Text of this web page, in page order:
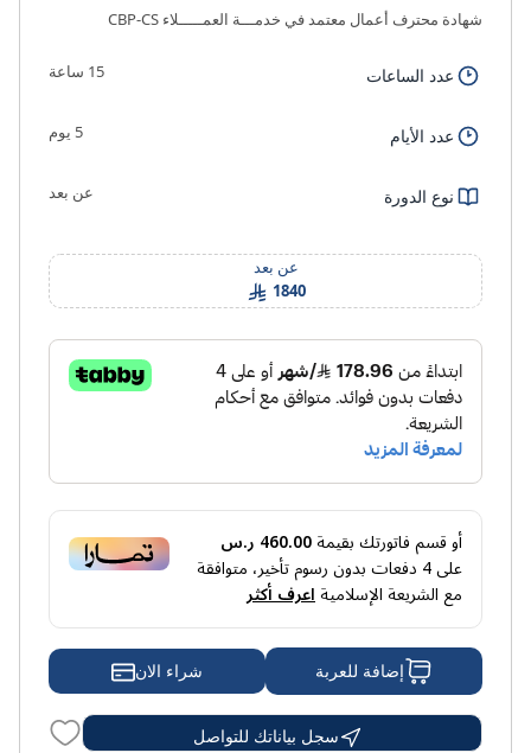
شهادة محترف أعمال معتمد في خدمـــة العمـــــلاء CBP-CS
عدد الساعات 15 ساعة
عدد الأيام 5 يوم
نوع الدورة عن بعد
عن بعد
1840
أو قسم فاتورتك بقيمة460.00 ر.س
على4 دفعات بدون رسوم تأخير، متوافقة
مع الشريعة الإسلاميةاعرف أكثر
إضافة للعربة شراء الان
سجل بياناتك للتواصل